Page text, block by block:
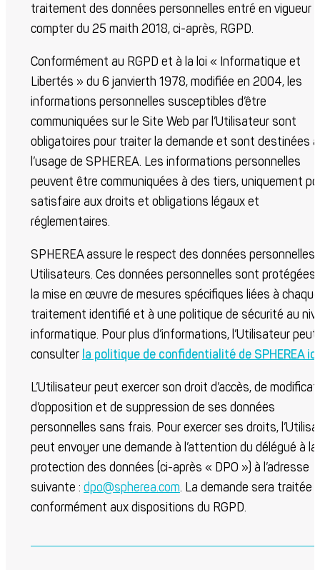
traitement des données personnelles entré en vigueur à
compter du 25 maith 2018, ci-après, RGPD.
Conformément au RGPD et à la loi « Informatique et
Libertés » du 6 janvierth 1978, modifiée en 2004, les
informations personnelles susceptibles d’être
communiquées sur le Site Web par l’Utilisateur sont
obligatoires pour traiter la demande et sont destinées à
l’usage de SPHEREA. Les informations personnelles
peuvent être communiquées à des tiers, uniquement
satisfaire aux droits et obligations légaux et
réglementaires.
SPHEREA assure le respect des données personnelles
Utilisateurs. Ces données personnelles sont protégées
la mise en œuvre de mesures spécifiques liées à chaque
traitement identifié et à une politique de sécurité au
informatique. Pour plus d’informations, l’Utilisateur peut
consulter la politique de confidentialité de SPHEREA ici
L’Utilisateur peut exercer son droit d’accès, de
d’opposition et de suppression de ses données
personnelles sans frais. Pour exercer ses droits,
peut envoyer une demande à l’attention du délégué à la
protection des données (ci-après « DPO ») à l’adresse
suivante : dpo@spherea.com. La demande sera traitée
conformément aux dispositions du RGPD.